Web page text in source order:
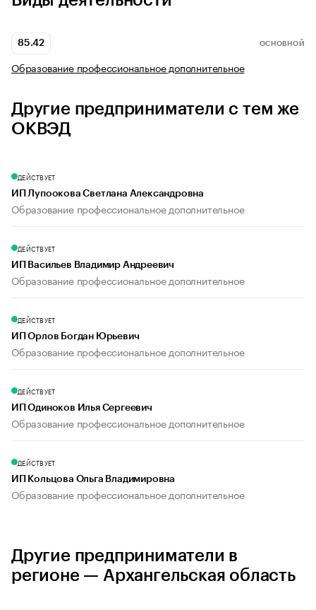
85.42 ОСНОВНОЙ
Образование профессиональное дополнительное
Другие предприниматели с тем же
ОКВЭД
ДЕЙСТВУЕТ
ИП Лупоокова Светлана Александровна
Образование профессиональное дополнительное
ДЕЙСТВУЕТ
ИП Васильев Владимир Андреевич
Образование профессиональное дополнительное
ДЕЙСТВУЕТ
ИП Орлов Богдан Юрьевич
Образование профессиональное дополнительное
ДЕЙСТВУЕТ
ИП Одиноков Илья Сергеевич
Образование профессиональное дополнительное
ДЕЙСТВУЕТ
ИП Кольцова Ольга Владимировна
Образование профессиональное дополнительное
Другие предприниматели в
регионе — Архангельская область